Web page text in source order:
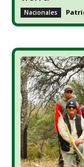
Nacionales